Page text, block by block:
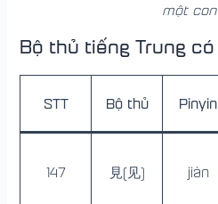
một
Bộ thủ tiếng Trung
STT Bộ thủ Pinyin
147 見(见) jiàn